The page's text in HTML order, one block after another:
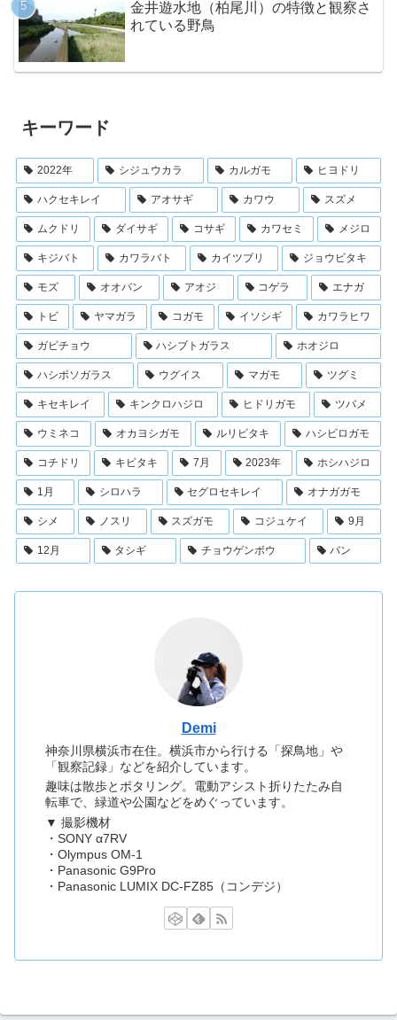
金井遊水地（柏尾川）の特徴と観察さ
れている野鳥
キーワード
2022年 シジュウカラ カルガモ ヒヨドリ
ハクセキレイ アオサギ カワウ スズメ
ムクドリ ダイサギ コサギ カワセミ メジロ
キジバト カワラバト カイツブリ ジョウビタキ
モズ オオバン アオジ コゲラ エナガ
トビ ヤマガラ コガモ イソシギ カワラヒワ
ガビチョウ ハシブトガラス ホオジロ
ハシボソガラス ウグイス マガモ ツグミ
キセキレイ キンクロハジロ ヒドリガモ ツバメ
ウミネコ オカヨシガモ ルリビタキ ハシビロガモ
コチドリ キビタキ 7月 2023年 ホシハジロ
1月 シロハラ セグロセキレイ オナガガモ
シメ ノスリ スズガモ コジュケイ 9月
12月 タシギ チョウゲンボウ バン
Demi
神奈川県横浜市在住。横浜市から行ける「探鳥地」や
「観察記録」などを紹介しています。
趣味は散歩とポタリング。電動アシスト折りたたみ自
転車で、緑道や公園などをめぐっています。
▼ 撮影機材
・SONY α7RV
・Olympus OM-1
・Panasonic G9Pro
・Panasonic LUMIX DC-FZ85（コンデジ）